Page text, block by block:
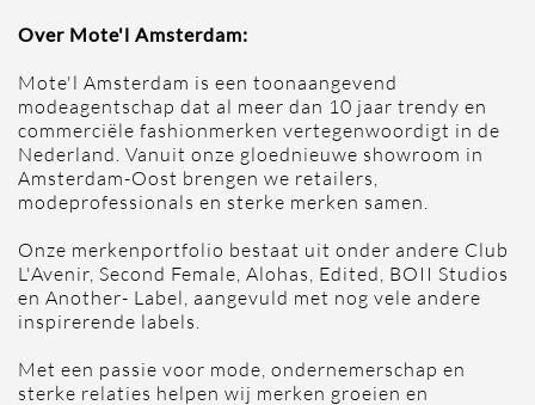
Over Mote'l Amsterdam:
Mote'l Amsterdam is een toonaangevend
modeagentschap dat al meer dan 10 jaar trendy en
commerciële fashionmerken vertegenwoordigt in de
Nederland. Vanuit onze gloednieuwe showroom in
Amsterdam-Oost brengen we retailers,
modeprofessionals en sterke merken samen.
Onze merkenportfolio bestaat uit onder andere Club
L'Avenir, Second Female, Alohas, Edited, BOII Studios
en Another- Label, aangevuld met nog vele andere
inspirerende labels.
Met een passie voor mode, ondernemerschap en
sterke relaties helpen wij merken groeien en